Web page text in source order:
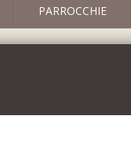
PARROCCHIE